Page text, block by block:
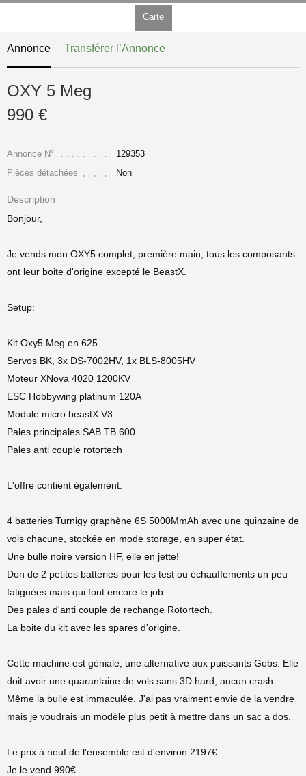
Carte
Annonce Transférer l’Annonce
OXY 5 Meg
990 €
Annonce N°
129353
Pièces détachées
Non
Description
Bonjour,
Je vends mon OXY5 complet, première main, tous les composants
ont leur boite d'origine excepté le BeastX.
Setup:
Kit Oxy5 Meg en 625
Servos BK, 3x DS-7002HV, 1x BLS-8005HV
Moteur XNova 4020 1200KV
ESC Hobbywing platinum 120A
Module micro beastX V3
Pales principales SAB TB 600
Pales anti couple rotortech
L'offre contient également:
4 batteries Turnigy graphène 6S 5000MmAh avec une quinzaine de
vols chacune, stockée en mode storage, en super état.
Une bulle noire version HF, elle en jette!
Don de 2 petites batteries pour les test ou échauffements un peu
fatiguées mais qui font encore le job.
Des pales d'anti couple de rechange Rotortech.
La boite du kit avec les spares d'origine.
Cette machine est géniale, une alternative aux puissants Gobs. Elle
doit avoir une quarantaine de vols sans 3D hard, aucun crash.
Même la bulle est immaculée. J'ai pas vraiment envie de la vendre
mais je voudrais un modèle plus petit à mettre dans un sac a dos.
Le prix à neuf de l'ensemble est d'environ 2197€
Je le vend 990€